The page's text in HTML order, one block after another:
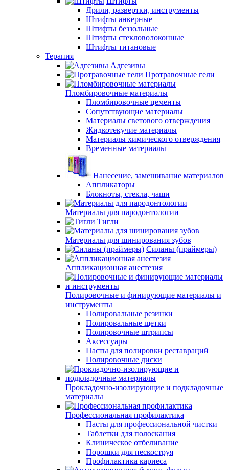
Дрили, развертки, инструменты
Штифты анкерные
Штифты беззольные
Штифты стекловолоконные
Штифты титановые
Терапия
Адгезивы
Протравочные гели
Пломбировочные материалы
Пломбировочные цементы
Сопутствующие материалы
Материалы светового отверждения
Жидкотекучие материалы
Материалы химического отверждения
Временные материалы
Нанесение, замешивание материалов
Аппликаторы
Блокноты, стекла, чаши
Материалы для пародонтологии
Тигли
Материалы для шинирования зубов
Силаны (праймеры)
Аппликационная анестезия
Полировочные и финирующие материалы и
инструменты
Полировальные резинки
Полировальные щетки
Полировочные штрипсы
Аксессуары
Пасты для полировки реставраций
Полировочные диски
Прокладочно-изолирующие и подкладочные
материалы
Профессиональная профилактика
Пасты для профессиональной чистки
Таблетки для полоскания
Клиническое отбеливание
Порошки для пескоструя
Профилактика кариеса